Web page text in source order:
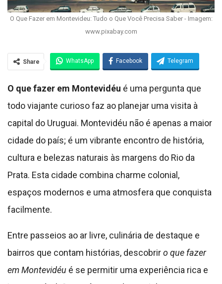
O Que Fazer em Montevideu: Tudo o Que Você Precisa Saber - Imagem:
www.pixabay.com
Share WhatsApp Facebook Telegram
O que fazer em Montevidéu é uma pergunta que
todo viajante curioso faz ao planejar uma visita à
capital do Uruguai. Montevidéu não é apenas a maior
cidade do país; é um vibrante encontro de história,
cultura e belezas naturais às margens do Rio da
Prata. Esta cidade combina charme colonial,
espaços modernos e uma atmosfera que conquista
facilmente.
Entre passeios ao ar livre, culinária de destaque e
bairros que contam histórias, descobriro que fazer
em Montevidéu é se permitir uma experiência rica e